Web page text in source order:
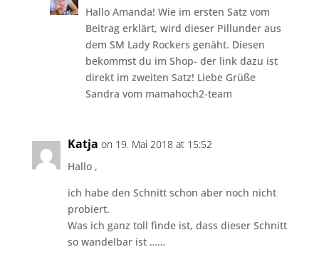
Hallo Amanda! Wie im ersten Satz vom
Beitrag erklärt, wird dieser Pillunder aus
dem SM Lady Rockers genäht. Diesen
bekommst du im Shop- der link dazu ist
direkt im zweiten Satz! Liebe Grüße
Sandra vom mamahoch2-team
Katja on 19. Mai 2018 at 15:52
Hallo ,
ich habe den Schnitt schon aber noch nicht
probiert.
Was ich ganz toll finde ist, dass dieser Schnitt
so wandelbar ist ……